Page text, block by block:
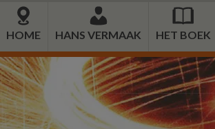
HOME HANS VERMAAK HET BOEK